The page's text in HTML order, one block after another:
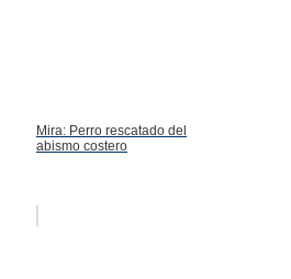
Mira: Perro rescatado del
abismo costero